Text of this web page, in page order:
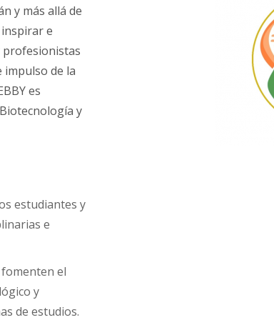
y más allá de
e
profesionistas
impulso de la
es
y
estudiantes y
e
el
y
de estudios.